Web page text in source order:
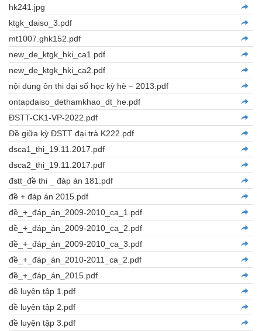
hk241.jpg
ktgk_daiso_3.pdf
mt1007.ghk152.pdf
new_de_ktgk_hki_ca1.pdf
new_de_ktgk_hki_ca2.pdf
nội dung ôn thi đại số học kỳ hè – 2013.pdf
ontapdaiso_dethamkhao_dt_he.pdf
ĐSTT-CK1-VP-2022.pdf
Đề giữa kỳ ĐSTT đại trà K222.pdf
đsca1_thi_19.11.2017.pdf
đsca2_thi_19.11.2017.pdf
đstt_đề thi _ đáp án 181.pdf
đề + đáp án 2015.pdf
đề_+_đáp_án_2009-2010_ca_1.pdf
đề_+_đáp_án_2009-2010_ca_2.pdf
đề_+_đáp_án_2009-2010_ca_3.pdf
đề_+_đáp_án_2010-2011_ca_2.pdf
đề_+_đáp_án_2015.pdf
đề luyện tập 1.pdf
đề luyện tập 2.pdf
đề luyện tập 3.pdf